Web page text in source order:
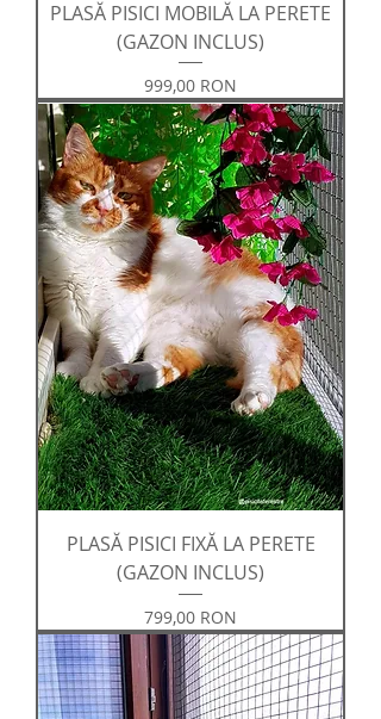
PLASĂ PISICI MOBILĂ LA PERETE
(GAZON INCLUS)
Preț
999,00 RON
PLASĂ PISICI FIXĂ LA PERETE
(GAZON INCLUS)
Preț
799,00 RON